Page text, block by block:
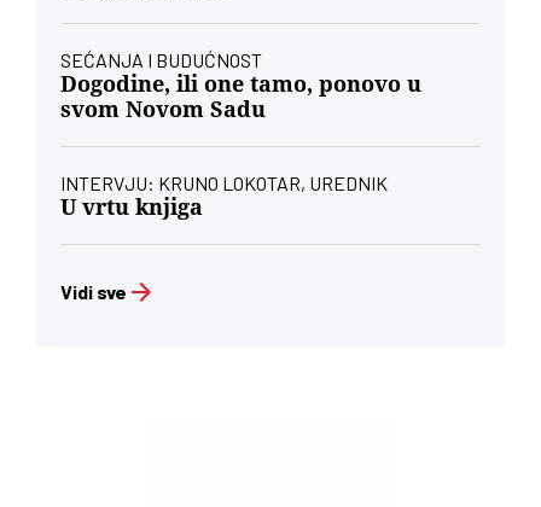
SEĆANJA I BUDUĆNOST
Dogodine, ili one tamo, ponovo u
svom Novom Sadu
INTERVJU: KRUNO LOKOTAR, UREDNIK
U vrtu knjiga
Vidi sve